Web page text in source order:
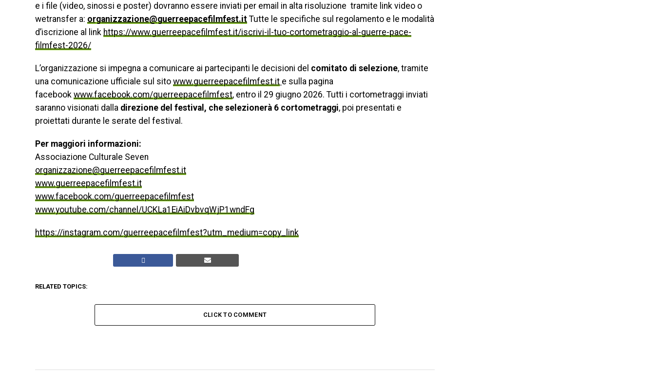
e i file (video, sinossi e poster) dovranno essere inviati per email in alta risoluzione tramite link video o
wetransfer a: organizzazione@guerreepacefilmfest.it Tutte le specifiche sul regolamento e le modalità
d’iscrizione al link https://www.guerreepacefilmfest.it/iscrivi-il-tuo-cortometraggio-al-guerre-pace-
filmfest-2026/
L’organizzazione si impegna a comunicare ai partecipanti le decisioni del comitato di selezione, tramite
una comunicazione ufficiale sul sito www.guerreepacefilmfest.it e sulla pagina
facebook www.facebook.com/guerreepacefilmfest, entro il 29 giugno 2026. Tutti i cortometraggi inviati
saranno visionati dalla direzione del festival, che selezionerà 6 cortometraggi, poi presentati e
proiettati durante le serate del festival.
Per maggiori informazioni:
Associazione Culturale Seven
organizzazione@guerreepacefilmfest.it
www.guerreepacefilmfest.it
www.facebook.com/guerreepacefilmfest
www.youtube.com/channel/UCKLa1EiAiDvbvqWjP1wndFg
https://instagram.com/guerreepacefilmfest?utm_medium=copy_link
RELATED TOPICS:
CLICK TO COMMENT